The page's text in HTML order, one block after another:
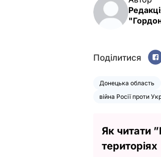
Поділитися
Донецька область
війна Росії проти
Як читати
територіях